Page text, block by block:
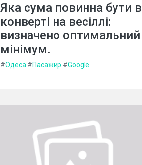
Яка сума повинна бути в
конверті на весіллі:
визначено оптимальний
мінімум.
#Одеса #Пасажир #Google